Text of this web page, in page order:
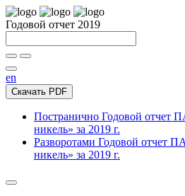
Годовой отчет 2019
en
Скачать PDF
Постранично Годовой отчет
никель» за 2019 г.
Разворотами Годовой отчет
никель» за 2019 г.